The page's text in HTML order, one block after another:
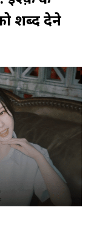
शब्द देने